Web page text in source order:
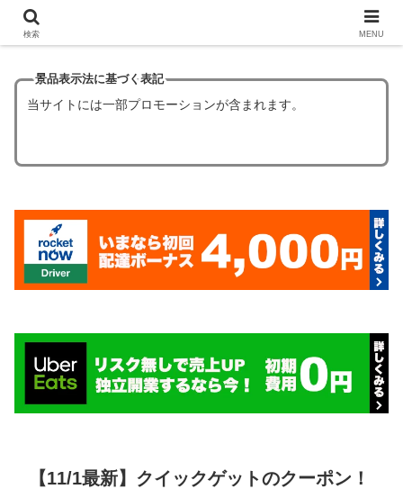
景品表示法に基づく表記
当サイトには一部プロモーションが含まれます。
【11/1最新】クイックゲットのクーポン！
検索 MENU